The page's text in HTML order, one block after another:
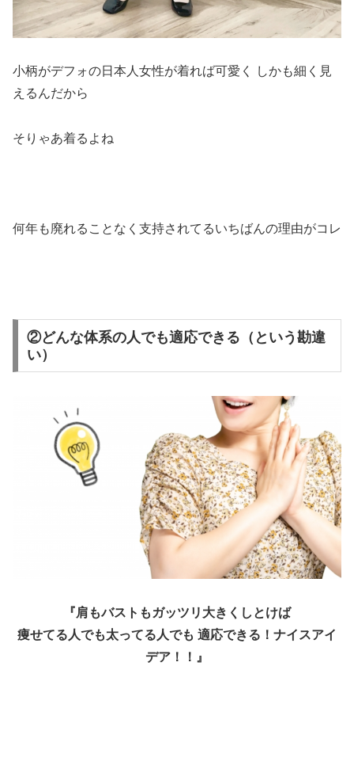
小柄がデフォの日本人女性が着れば可愛く しかも細く見
えるんだから
そりゃあ着るよね
何年も廃れることなく支持されてるいちばんの理由がコレ
②どんな体系の人でも適応できる（という勘違
い）
『肩もバストもガッツリ大きくしとけば
痩せてる人でも太ってる人でも 適応できる！ナイスアイ
デア！！』